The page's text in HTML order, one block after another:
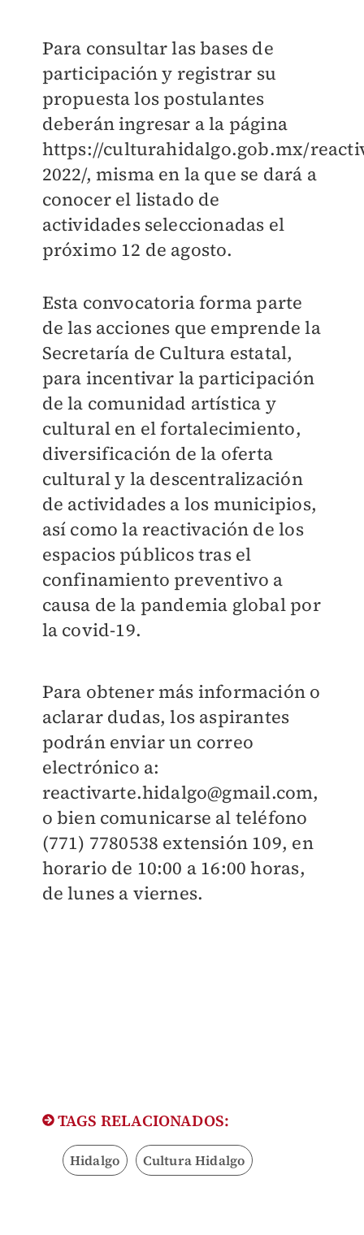
Para consultar las bases de
participación y registrar su
propuesta los postulantes
deberán ingresar a la página
https://culturahidalgo.gob.mx/
2022/, misma en la que se dará a
conocer el listado de
actividades seleccionadas el
próximo 12 de agosto.
Esta convocatoria forma parte
de las acciones que emprende la
Secretaría de Cultura estatal,
para incentivar la participación
de la comunidad artística y
cultural en el fortalecimiento,
diversificación de la oferta
cultural y la descentralización
de actividades a los municipios,
así como la reactivación de los
espacios públicos tras el
confinamiento preventivo a
causa de la pandemia global por
la covid-19.
Para obtener más información o
aclarar dudas, los aspirantes
podrán enviar un correo
electrónico a:
reactivarte.hidalgo@gmail.com,
o bien comunicarse al teléfono
(771) 7780538 extensión 109, en
horario de 10:00 a 16:00 horas,
de lunes a viernes.
TAGS RELACIONADOS:
Hidalgo Cultura Hidalgo